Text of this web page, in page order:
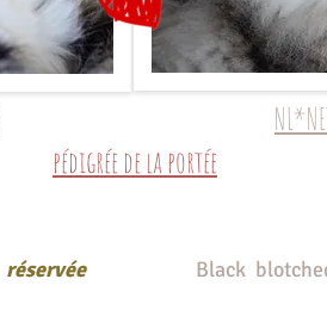
pédigrée de la portée
réservée Black